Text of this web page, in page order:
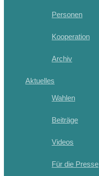
Personen
Kooperation
Archiv
Aktuelles
Wahlen
Beiträge
Videos
Für die Presse